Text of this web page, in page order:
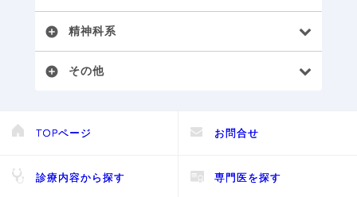
add_circle 精神科系
add_circle その他
TOPページ お問合せ
診療内容から探す 専門医を探す